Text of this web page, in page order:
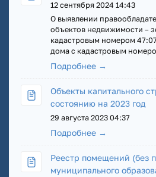
12 сентября 2024 14:43
О выявлении
объектов недвижимости –
кадастровым номером
дома с кадастровым
Подробнее →
Объекты капитального
состоянию на 2023 год
29 августа 2023 04:37
Подробнее →
Реестр помещений (без
муниципального